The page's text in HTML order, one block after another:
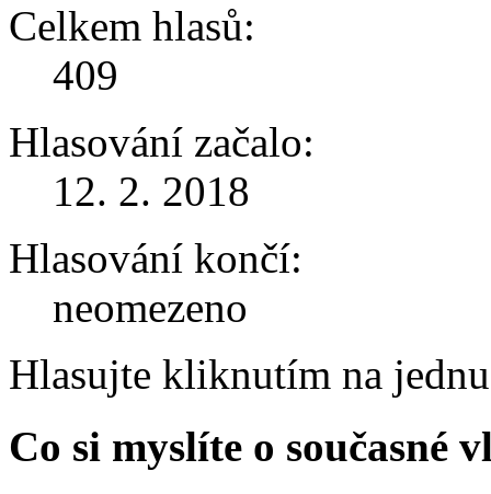
Celkem hlasů:
409
Hlasování začalo:
12. 2. 2018
Hlasování končí:
neomezeno
Hlasujte kliknutím na
Co si myslíte o současné